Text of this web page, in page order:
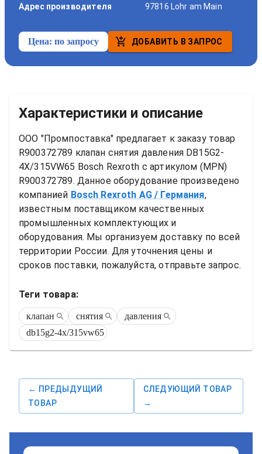
Адрес производителя 97816 Lohr am Main
Цена: по запросу ДОБАВИТЬ В ЗАПРОС
Характеристики и описание
ООО "Промпоставка" предлагает к заказу товар
R900372789 клапан снятия давления DB15G2-
4X/315VW65 Bosch Rexroth
R900372789. Данное оборудование произведено
компанией Bosch Rexroth AG / Германия,
известным поставщиком качественных
промышленных комплектующих и
оборудования. Мы организуем доставку по всей
территории России. Для уточнения цены и
сроков поставки, пожалуйста, отправьте запрос.
Теги товара:
клапан снятия
давления
db15g2-4x/315vw65
← ПРЕДЫДУЩИЙ
ТОВАР
СЛЕДУЮЩИЙ ТОВАР
→